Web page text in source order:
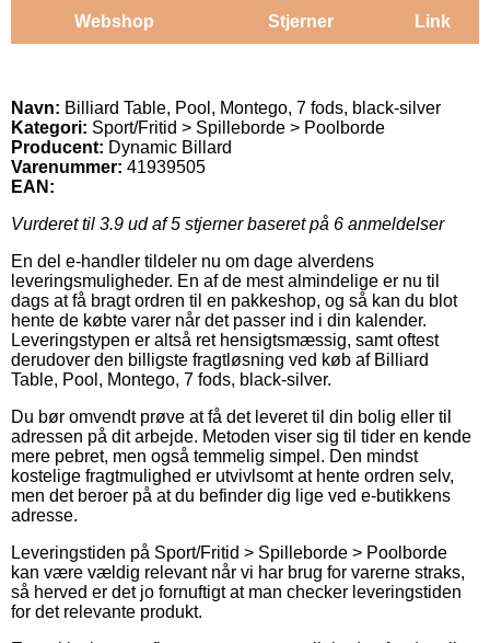
Webshop Stjerner Link
Navn: Billiard Table, Pool, Montego, 7 fods, black-silver
Kategori: Sport/Fritid > Spilleborde > Poolborde
Producent: Dynamic Billard
Varenummer: 41939505
EAN:
Vurderet til 3.9 ud af 5 stjerner baseret på 6 anmeldelser
En del e-handler tildeler nu om dage alverdens
leveringsmuligheder. En af de mest almindelige er nu til
dags at få bragt ordren til en pakkeshop, og så kan du blot
hente de købte varer når det passer ind i din kalender.
Leveringstypen er altså ret hensigtsmæssig, samt oftest
derudover den billigste fragtløsning ved køb af Billiard
Table, Pool, Montego, 7 fods, black-silver.
Du bør omvendt prøve at få det leveret til din bolig eller til
adressen på dit arbejde. Metoden viser sig til tider en kende
mere pebret, men også temmelig simpel. Den mindst
kostelige fragtmulighed er utvivlsomt at hente ordren selv,
men det beroer på at du befinder dig lige ved e-butikkens
adresse.
Leveringstiden på Sport/Fritid > Spilleborde > Poolborde
kan være vældig relevant når vi har brug for varerne straks,
så herved er det jo fornuftigt at man checker leveringstiden
for det relevante produkt.